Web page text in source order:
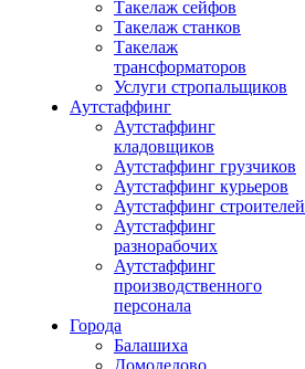
Такелаж сейфов
Такелаж станков
Такелаж
трансформаторов
Услуги стропальщиков
Аутстаффинг
Аутстаффинг
кладовщиков
Аутстаффинг грузчиков
Аутстаффинг курьеров
Аутстаффинг строителей
Аутстаффинг
разнорабочих
Аутстаффинг
производственного
персонала
Города
Балашиха
Домодедово